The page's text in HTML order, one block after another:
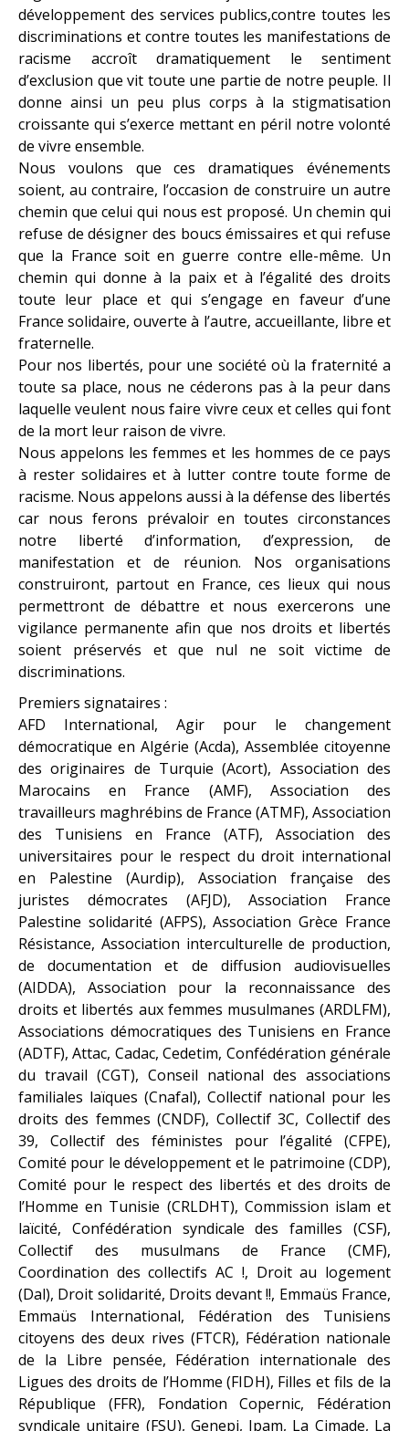
développement des services publics,contre toutes les
discriminations et contre toutes les manifestations de
racisme accroît dramatiquement le sentiment
d’exclusion que vit toute une partie de notre peuple. Il
donne ainsi un peu plus corps à la stigmatisation
croissante qui s’exerce mettant en péril notre volonté
de vivre ensemble.
Nous voulons que ces dramatiques événements
soient, au contraire, l’occasion de construire un autre
chemin que celui qui nous est proposé. Un chemin qui
refuse de désigner des boucs émissaires et qui refuse
que la France soit en guerre contre elle-même. Un
chemin qui donne à la paix et à l’égalité des droits
toute leur place et qui s’engage en faveur d’une
France solidaire, ouverte à l’autre, accueillante, libre et
fraternelle.
Pour nos libertés, pour une société où la fraternité a
toute sa place, nous ne céderons pas à la peur dans
laquelle veulent nous faire vivre ceux et celles qui font
de la mort leur raison de vivre.
Nous appelons les femmes et les hommes de ce pays
à rester solidaires et à lutter contre toute forme de
racisme. Nous appelons aussi à la défense des libertés
car nous ferons prévaloir en toutes circonstances
notre liberté d’information, d’expression, de
manifestation et de réunion. Nos organisations
construiront, partout en France, ces lieux qui nous
permettront de débattre et nous exercerons une
vigilance permanente afin que nos droits et libertés
soient préservés et que nul ne soit victime de
discriminations.
Premiers signataires :
AFD International, Agir pour le changement
démocratique en Algérie (Acda), Assemblée citoyenne
des originaires de Turquie (Acort), Association des
Marocains en France (AMF), Association des
travailleurs maghrébins de France (ATMF), Association
des Tunisiens en France (ATF), Association des
universitaires pour le respect du droit international
en Palestine (Aurdip), Association française des
juristes démocrates (AFJD), Association France
Palestine solidarité (AFPS), Association Grèce France
Résistance, Association interculturelle de production,
de documentation et de diffusion audiovisuelles
(AIDDA), Association pour la reconnaissance des
droits et libertés aux femmes musulmanes (ARDLFM),
Associations démocratiques des Tunisiens en France
(ADTF), Attac, Cadac, Cedetim, Confédération générale
du travail (CGT), Conseil national des associations
familiales laïques (Cnafal), Collectif national pour les
droits des femmes (CNDF), Collectif 3C, Collectif des
39, Collectif des féministes pour l’égalité (CFPE),
Comité pour le développement et le patrimoine (CDP),
Comité pour le respect des libertés et des droits de
l’Homme en Tunisie (CRLDHT), Commission islam et
laïcité, Confédération syndicale des familles (CSF),
Collectif des musulmans de France (CMF),
Coordination des collectifs AC !, Droit au logement
(Dal), Droit solidarité, Droits devant !!, Emmaüs France,
Emmaüs International, Fédération des Tunisiens
citoyens des deux rives (FTCR), Fédération nationale
de la Libre pensée, Fédération internationale des
Ligues des droits de l’Homme (FIDH), Filles et fils de la
République (FFR), Fondation Copernic, Fédération
syndicale unitaire (FSU), Genepi, Ipam, La Cimade, La